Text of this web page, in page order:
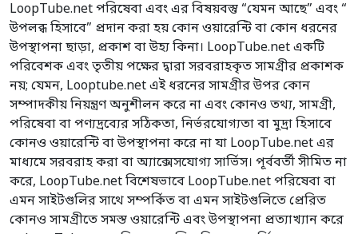
LoopTube.net পরিষেবা এবং এর বিষয়বস্তু “যেমন আছে” এবং “
উপলব্ধ হিসাবে” প্রদান করা হয় কোন ওয়ারেন্টি বা কোন ধরনের
উপস্থাপনা ছাড়া, প্রকাশ বা উহ্য কিনা। LoopTube.net একটি
পরিবেশক এবং তৃতীয় পক্ষের দ্বারা সরবরাহকৃত সামগ্রীর প্রকাশক
নয়; যেমন, Looptube.net এই ধরনের সামগ্রীর উপর কোন
সম্পাদকীয় নিয়ন্ত্রণ অনুশীলন করে না এবং কোনও তথ্য, সামগ্রী,
পরিষেবা বা পণ্যদ্রব্যের সঠিকতা, নির্ভরযোগ্যতা বা মুদ্রা হিসাবে
কোনও ওয়ারেন্টি বা উপস্থাপনা করে না যা LoopTube.net এর
মাধ্যমে সরবরাহ করা বা অ্যাক্সেসযোগ্য সার্ভিস। পূর্ববর্তী সীমিত না
করে, LoopTube.net বিশেষভাবে LoopTube.net পরিষেবা বা
এমন সাইটগুলির সাথে সম্পর্কিত বা এমন সাইটগুলিতে প্রেরিত
কোনও সামগ্রীতে সমস্ত ওয়ারেন্টি এবং উপস্থাপনা প্রত্যাখ্যান করে